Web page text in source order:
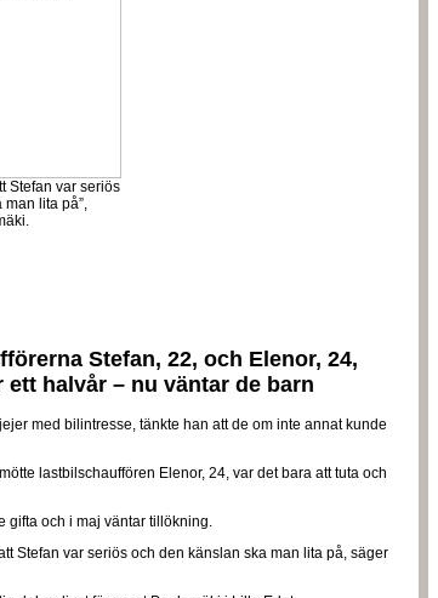
Stefan var seriös
lita på”,
Stefan, 22, och Elenor, 24,
halvår – nu väntar de barn
med bilintresse, tänkte han att de om inte annat kunde
lastbilschauffören Elenor, 24, var det bara att tuta och
gifta och i maj väntar tillökning.
Stefan var seriös och den känslan ska man lita på, säger